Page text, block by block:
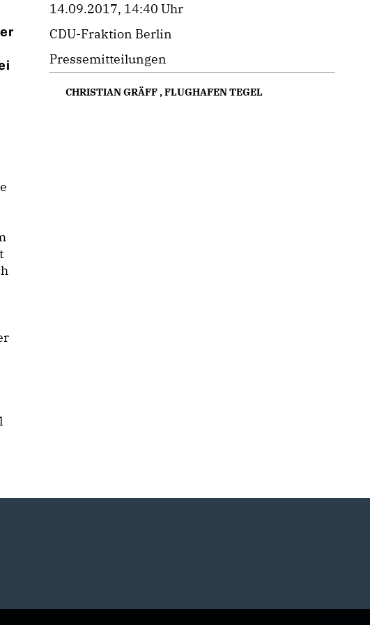
14.09.2017, 14:40 Uhr
CDU-Fraktion Berlin
Pressemitteilungen
CHRISTIAN GRÄFF,FLUGHAFEN TEGEL